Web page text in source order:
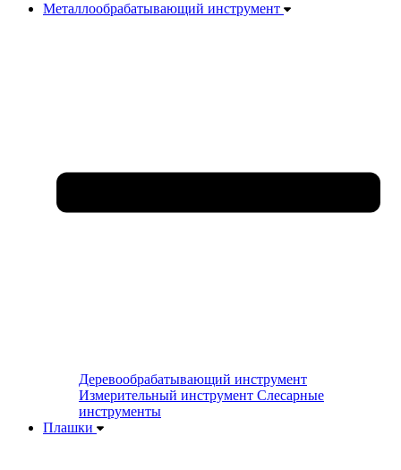
Металлообрабатывающий инструмент
Деревообрабатывающий инструмент
Измерительный инструмент Слесарные
инструменты
Плашки